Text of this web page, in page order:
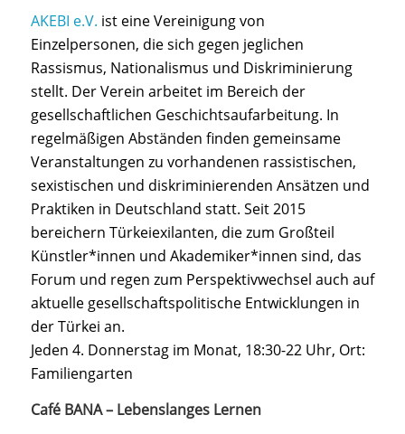
AKEBI e.V. ist eine Vereinigung von
Einzelpersonen, die sich gegen jeglichen
Rassismus, Nationalismus und Diskriminierung
stellt. Der Verein arbeitet im Bereich der
gesellschaftlichen Geschichtsaufarbeitung. In
regelmäßigen Abständen finden gemeinsame
Veranstaltungen zu vorhandenen rassistischen,
sexistischen und diskriminierenden Ansätzen und
Praktiken in Deutschland statt. Seit 2015
bereichern Türkeiexilanten, die zum Großteil
Künstler*innen und Akademiker*innen sind, das
Forum und regen zum Perspektivwechsel auch auf
aktuelle gesellschaftspolitische Entwicklungen in
der Türkei an.
Jeden 4. Donnerstag im Monat, 18:30-22 Uhr, Ort:
Familiengarten
Café BANA – Lebenslanges Lernen